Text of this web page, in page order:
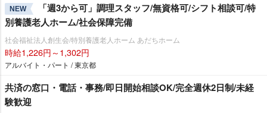
NEW
「週3から可」調理スタッフ/無資格可/シフト相談可/特
別養護老人ホーム/社会保障完備
社会福祉法人創生会/特別養護老人ホーム あだちホーム
時給1,226円～1,302円
アルバイト・パート / 東京都
共済の窓口・電話・事務/即日開始相談OK/完全週休2日制/未経
験歓迎